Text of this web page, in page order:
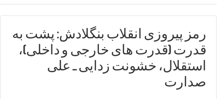
رمز پیروزی انقلاب بنگلادش: پشت به
قدرت (قدرت های خارجی و داخلی)،
استقلال، خشونت زدایی ـ علی
صدارت